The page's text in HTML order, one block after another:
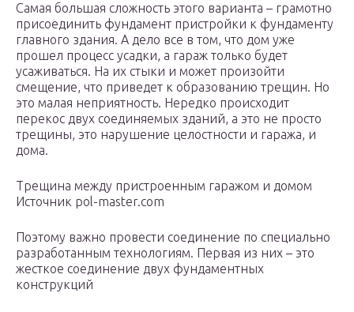
Самая большая сложность этого варианта – грамотно
присоединить фундамент пристройки к фундаменту
главного здания. А дело все в том, что дом уже
прошел процесс усадки, а гараж только будет
усаживаться. На их стыки и может произойти
смещение, что приведет к образованию трещин. Но
это малая неприятность. Нередко происходит
перекос двух соединяемых зданий, а это не просто
трещины, это нарушение целостности и гаража, и
дома.
Трещина между пристроенным гаражом и домом
Источник pol-master.com
Поэтому важно провести соединение по специально
разработанным технологиям. Первая из них – это
жесткое соединение двух фундаментных
конструкций